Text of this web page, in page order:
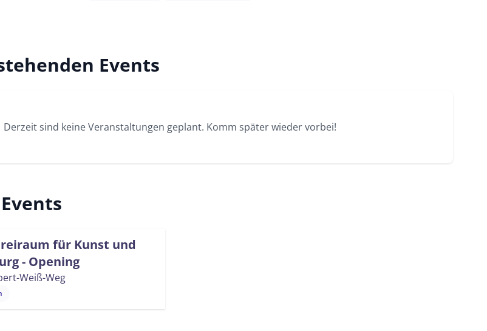
Events
Derzeit sind keine Veranstaltungen geplant. Komm später wieder vorbei!
für Kunst und
- Opening
Weiß-Weg